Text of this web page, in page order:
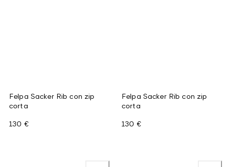
Felpa Sacker Rib con zip
corta
130 €
Felpa Sacker Rib con zip
corta
130 €